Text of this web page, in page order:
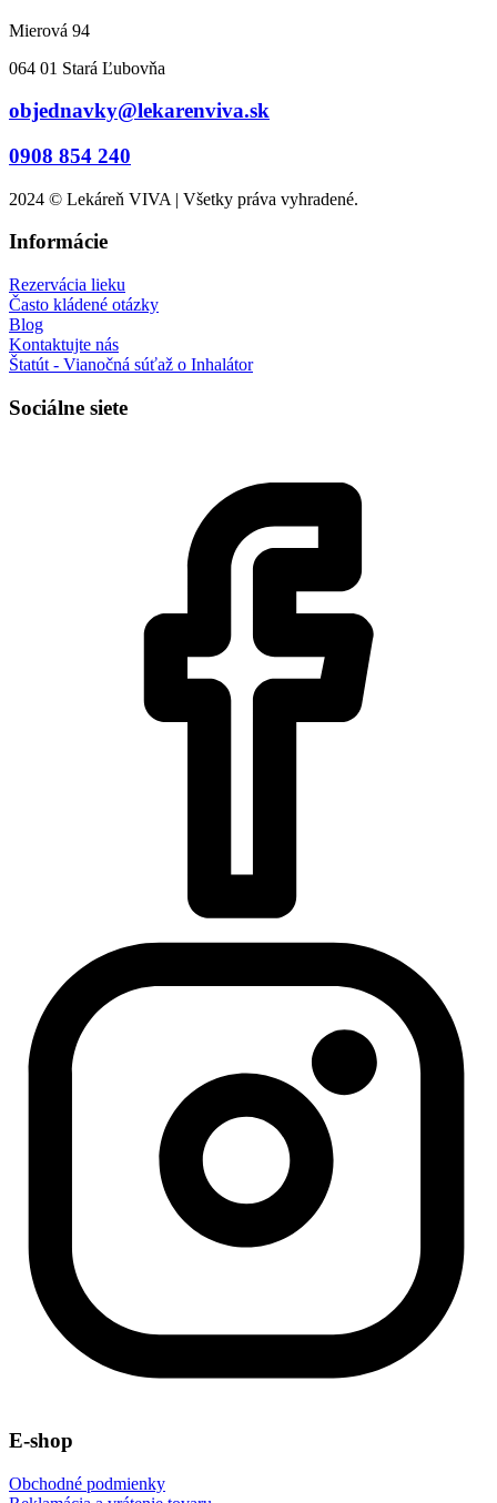
Mierová 94
064 01 Stará Ľubovňa
objednavky@lekarenviva.sk
0908 854 240
2024 © Lekáreň VIVA | Všetky práva vyhradené.
Informácie
Rezervácia lieku
Často kládené otázky
Blog
Kontaktujte nás
Štatút - Vianočná súťaž o Inhalátor
Sociálne siete
E-shop
Obchodné podmienky